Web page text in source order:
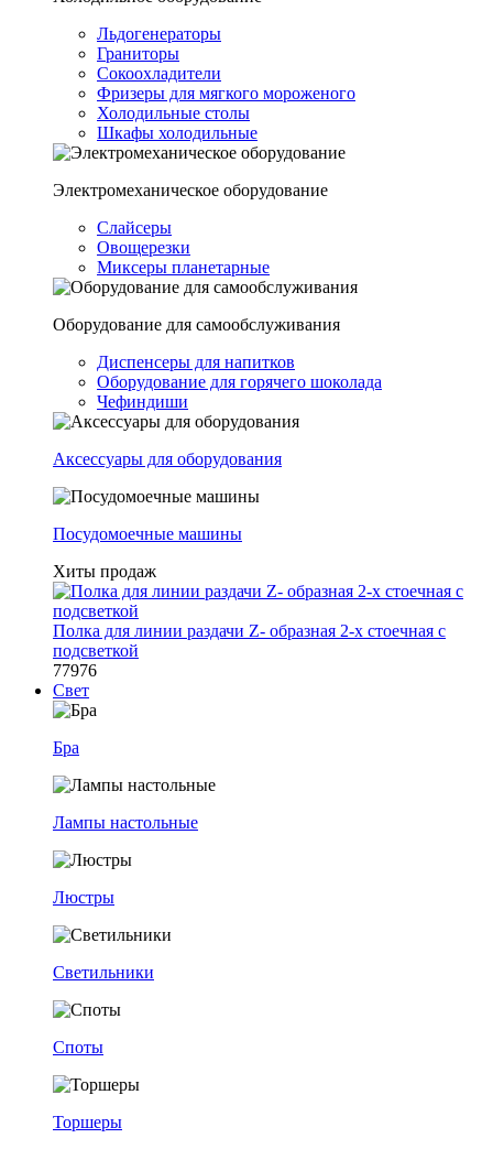
Льдогенераторы
Граниторы
Сокоохладители
Фризеры для мягкого мороженого
Холодильные столы
Шкафы холодильные
Электромеханическое оборудование
Слайсеры
Овощерезки
Миксеры планетарные
Оборудование для самообслуживания
Диспенсеры для напитков
Оборудование для горячего шоколада
Чефиндиши
Аксессуары для оборудования
Посудомоечные машины
Хиты продаж
Полка для линии раздачи Z- образная 2-х стоечная с
подсветкой
77976
Свет
Бра
Лампы настольные
Люстры
Светильники
Споты
Торшеры